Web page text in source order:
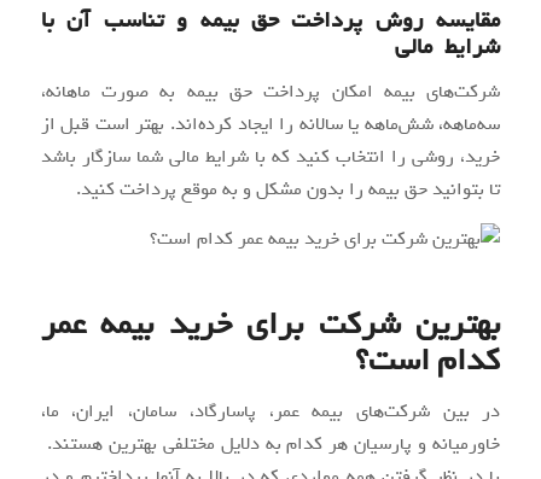
مقایسه روش پرداخت حق بیمه و تناسب آن با
شرایط مالی
شرکت‌های بیمه امکان پرداخت حق بیمه به ‌صورت ماهانه،
سه‌ماهه، شش‌ماهه یا سالانه را ایجاد کرده‌اند. بهتر است قبل از
خرید، روشی را انتخاب کنید که با شرایط مالی شما سازگار باشد
تا بتوانید حق بیمه را بدون مشکل و به‌ موقع پرداخت کنید.
بهترین شرکت برای خرید بیمه عمر
کدام است؟
در بین شرکت‌های بیمه عمر، پاسارگاد، سامان، ایران، ما،
خاورمیانه و پارسیان هر کدام به دلایل مختلفی بهترین هستند.